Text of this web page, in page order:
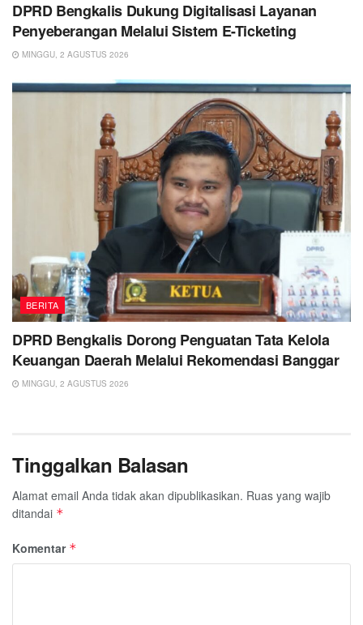
DPRD Bengkalis Dukung Digitalisasi Layanan
Penyeberangan Melalui Sistem E-Ticketing
MINGGU, 2 AGUSTUS 2026
BERITA
DPRD Bengkalis Dorong Penguatan Tata Kelola
Keuangan Daerah Melalui Rekomendasi Banggar
MINGGU, 2 AGUSTUS 2026
Tinggalkan Balasan
Alamat email Anda tidak akan dipublikasikan. Ruas yang wajib
ditandai *
Komentar *